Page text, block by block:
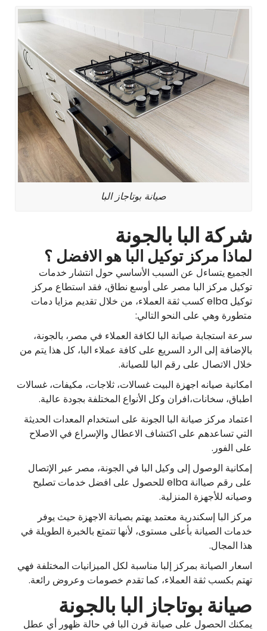
صيانة بوتاجاز البا
شركة البا بالجونة
لماذا مركز توكيل البا هو الافضل ؟
الجميع يتساءل عن السبب الأساسي حول انتشار خدمات
توكيل مركز البا مصر على أوسع نطاق، فقد استطاع مركز
توكيل elba كسب ثقة العملاء، من خلال تقديم مزايا دمات
متطورة وهي على النحو التالي:
سرعة استجابة صيانة البا لكافة العملاء في مصر، بالجونة،
بالإضافة إلى الرد السريع على كافة عملاء البا، كل هذا يتم من
خلال الاتصال على رقم البا للصيانة.
امكانية صيانه اجهزة البيت غسالات، ثلاجات، مكيفات، غسالات
اطباق، سخانات،افران وكل الأنواع المختلفة بجودة عالية.
اعتماد مركز صيانة البا الجونة على استخدام المعدات الحديثة
التي تساعدهم على اكتشاف الاعطال والإسراع في الاصلاح
على الفور.
إمكانية الوصول إلى وكيل البا في الجونة، مصر عبر الإتصال
على رقم صياانة elba للحصول على افضل خدمات تصليح
وصيانه للأجهزة المنزلية.
مركز البا إسكندرية معتمد يهتم بصيانة الاجهزة حيث يوفر
خدمات الصيانة بأعلى مستوى، لأنها تتمتع بالخبرة الطويلة في
هذا المجال.
اسعار الصيانة بمركز إلبا مناسبة لكل الميزانيات المختلفة فهي
تهتم بكسب ثقة العملاء، كما تقدم خصومات وعروض رائعة.
صيانة بوتاجاز البا بالجونة
يمكنك الحصول على صيانة فرن البا في حالة ظهور أي عطل